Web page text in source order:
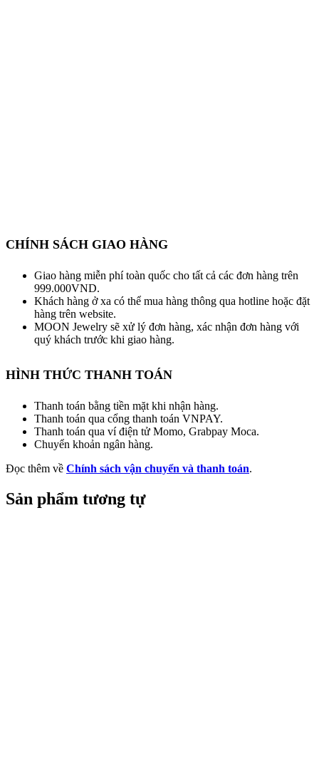
CHÍNH SÁCH GIAO HÀNG
Giao hàng miễn phí toàn quốc cho tất cả các đơn hàng trên
999.000VND.
Khách hàng ở xa có thể mua hàng thông qua hotline hoặc đặt
hàng trên website.
MOON Jewelry sẽ xử lý đơn hàng, xác nhận đơn hàng với
quý khách trước khi giao hàng.
HÌNH THỨC THANH TOÁN
Thanh toán bằng tiền mặt khi nhận hàng.
Thanh toán qua cổng thanh toán VNPAY.
Thanh toán qua ví điện tử Momo, Grabpay Moca.
Chuyển khoản ngân hàng.
Đọc thêm về Chính sách vận chuyển và thanh toán.
Sản phẩm tương tự